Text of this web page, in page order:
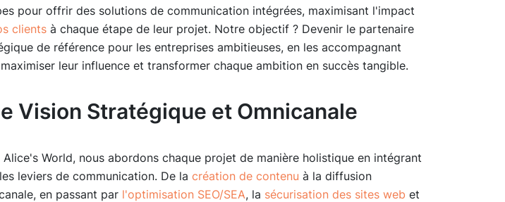
pour offrir des solutions de communication intégrées, maximisant l'impact
clients à chaque étape de leur projet. Notre objectif ? Devenir le partenaire
de référence pour les entreprises ambitieuses, en les accompagnant
leur influence et transformer chaque ambition en succès tangible.
Vision Stratégique et Omnicanale
Alice's World, nous abordons chaque projet de manière holistique en intégrant
leviers de communication. De la création de contenu à la diffusion
en passant par l'optimisation SEO/SEA, la sécurisation des sites web et